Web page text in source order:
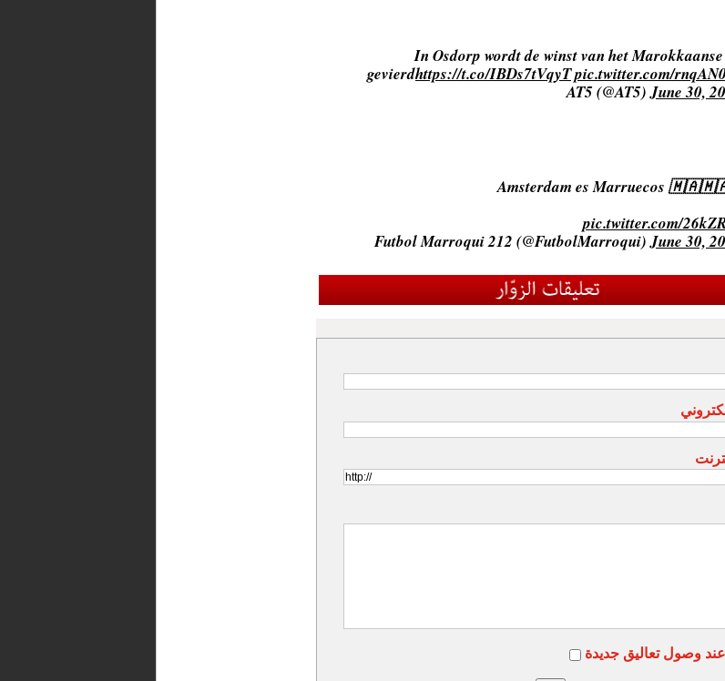
In Osdorp wordt de winst van het
gevierdhttps://t.co/IBDs7tVqyTpic.twitter.com/
June 30,
Amsterdam es Marruecos
pic.twitter.com/
June 30,
وصول تعاليق جديدة